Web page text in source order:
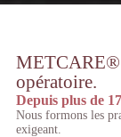
METCARE®
opératoire.
Depuis plus de
Nous formons les
exigeant.